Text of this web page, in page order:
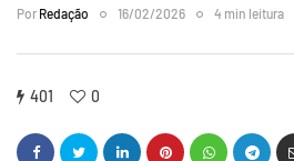
Por Redação 16/02/2026 4 min leitura
401 0